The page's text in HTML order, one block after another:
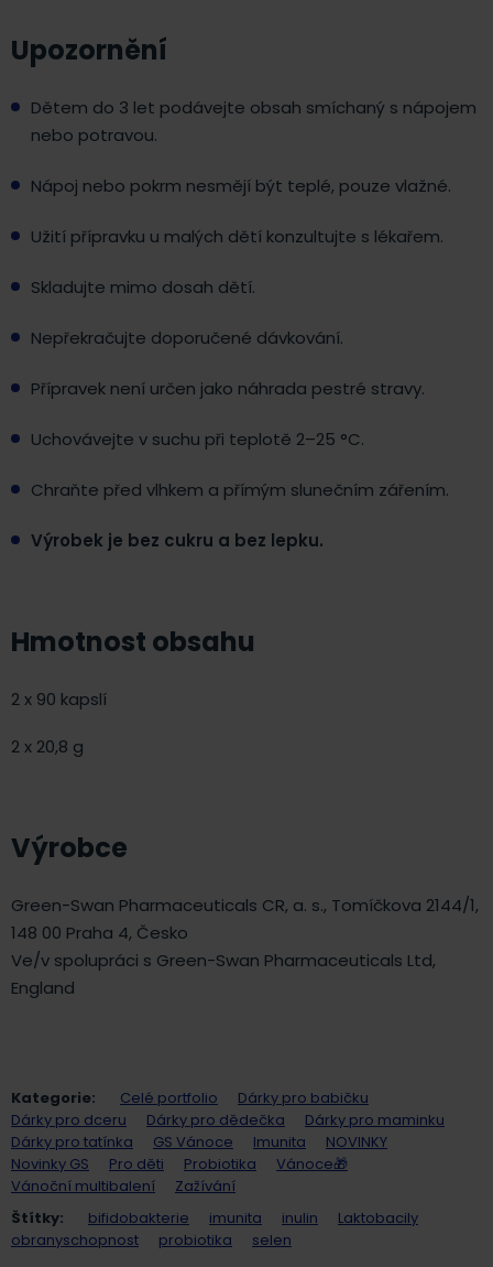
Upozornění
Dětem do 3 let podávejte obsah smíchaný s nápojem
nebo potravou.
Nápoj nebo pokrm nesmějí být teplé, pouze vlažné.
Užití přípravku u malých dětí konzultujte s lékařem.
Skladujte mimo dosah dětí.
Nepřekračujte doporučené dávkování.
Přípravek není určen jako náhrada pestré stravy.
Uchovávejte v suchu při teplotě 2–25 °C.
Chraňte před vlhkem a přímým slunečním zářením.
Výrobek je bez cukru a bez lepku.
Hmotnost obsahu
2 x 90 kapslí
2 x 20,8 g
Výrobce
Green-Swan Pharmaceuticals CR, a. s., Tomíčkova 2144/1,
148 00 Praha 4, Česko
Ve/v spolupráci s Green-Swan Pharmaceuticals Ltd,
England
Kategorie: Celé portfolio
Dárky pro babičku
Dárky pro dceru
Dárky pro dědečka
Dárky pro maminku
Dárky pro tatínka
GS Vánoce Imunita
NOVINKY
Novinky GS
Pro děti Probiotika
Vánoce🎁
Vánoční multibalení
Zažívání
Štítky:
bifidobakterie imunita inulin
Laktobacily
obranyschopnost
probiotika selen